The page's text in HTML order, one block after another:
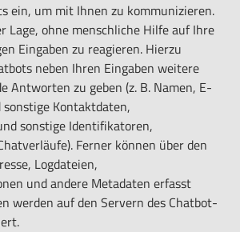
ein, um mit Ihnen zu kommunizieren.
Lage, ohne menschliche Hilfe auf Ihre
Eingaben zu reagieren. Hierzu
neben Ihren Eingaben weitere
Antworten zu geben (z. B. Namen, E-
Kontaktdaten,
sonstige Identifikatoren,
Ferner können über den
Logdateien,
und andere Metadaten erfasst
werden auf den Servern des Chatbot-